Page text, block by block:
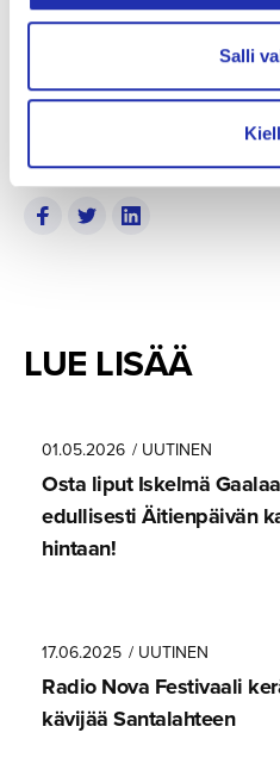
Salli
SHARE
johtopäätökset
,
kauppakamarija
LUE LISÄÄ
01.05.2026 / UUTINEN
Osta liput Iskelmä
edullisesti Äitienpäivän
hintaan!
17.06.2025 / UUTINEN
Radio Nova Festivaali
kävijää Santalahteen